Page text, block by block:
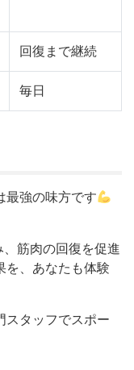
回復まで継続
毎日
最強の味方です
筋肉の回復を促進
を、あなたも体験
スタッフでスポー